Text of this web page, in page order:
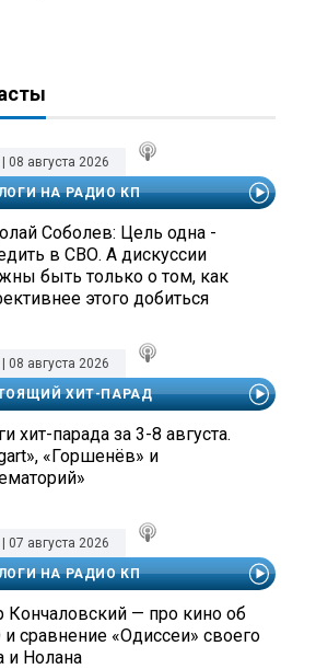
08 августа 2026
НА РАДИО КП
Соболев: Цель одна -
в СВО. А дискуссии
быть только о том, как
этого добиться
08 августа 2026
ХИТ-ПАРАД
хит-парада за 3-8 августа.
«Горшенёв» и
07 августа 2026
НА РАДИО КП
Кончаловский — про кино об
сравнение «Одиссеи» своего
и Нолана